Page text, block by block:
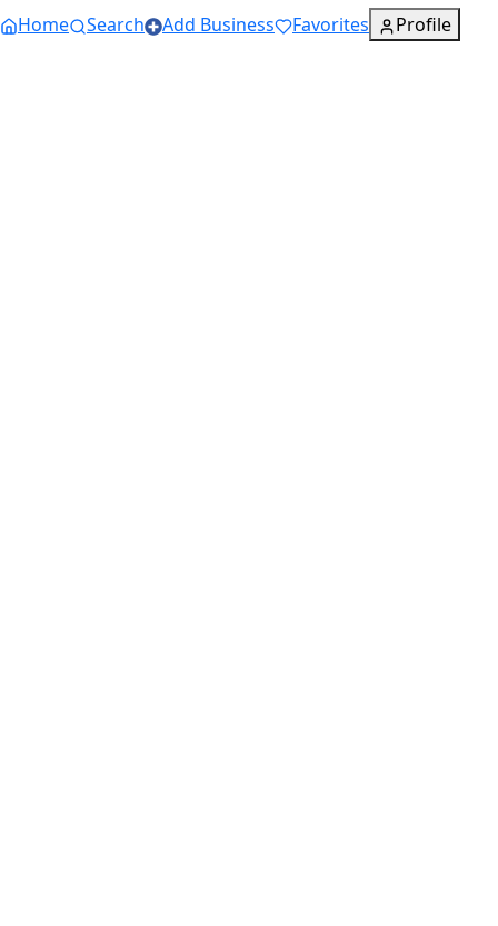
Home
Search Add Business Favorites Profile